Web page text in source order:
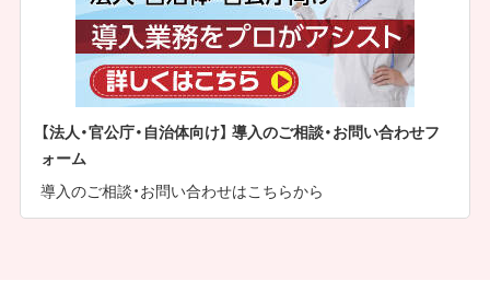
【法人・官公庁・自治体向け】 導入のご相談・お問い合わせフ
ォーム
導入のご相談・お問い合わせはこちらから